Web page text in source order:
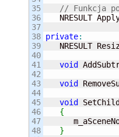
35
36
37
38
39
40
41
42
43
44
45
46
47
48
// Funkcja
NRESULT
private:
NRESULT
void
void
void
{
}